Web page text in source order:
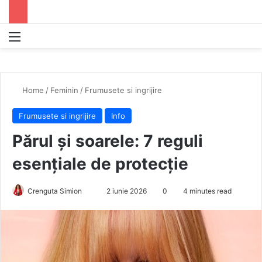
Home / Feminin / Frumusete si ingrijire
Frumusete si ingrijire Info
Părul și soarele: 7 reguli
esențiale de protecție
Crenguta Simion
n
2 iunie 2026 0 4 minutes read